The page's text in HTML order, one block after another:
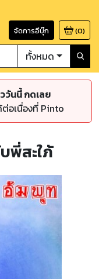
จัดการอีบุ๊ก (0)
ทั้งหมด
วันนี้ กดเลย
อเนื่องที่ Pinto
พี่สะใภ้